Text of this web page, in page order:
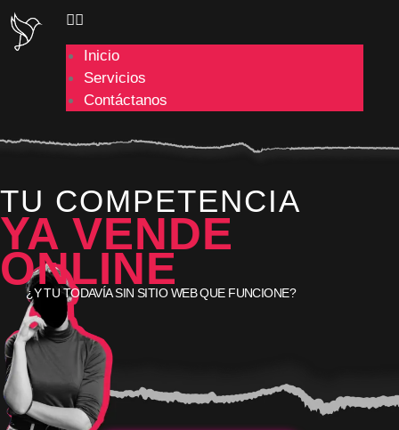
Inicio
Servicios
Contáctanos
TU COMPETENCIA
YA VENDE
ONLINE
¿Y TU TODAVÍA SIN SITIO WEB QUE FUNCIONE?